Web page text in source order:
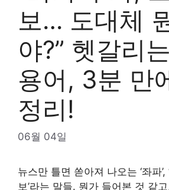
보… 도대체
야?” 헷갈리
용어, 3분 만
정리!
06월 04일
뉴스만 틀면 쏟아져 나오는 ‘좌파’, ‘
보’라는 말들. 뭔가 들어본 것 같